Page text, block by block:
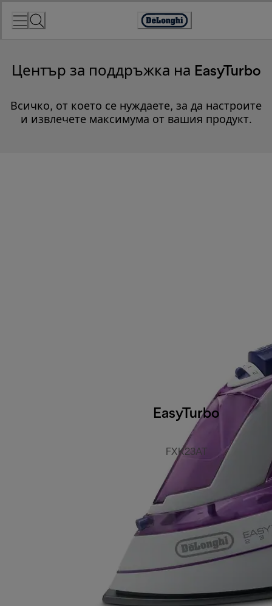
Accessibility
Център за поддръжка на EasyTurbo
Всичко, от което се нуждаете, за да настроите
и извлечете максимума от вашия продукт.
EasyTurbo
FXK23AT